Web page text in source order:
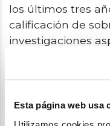
Esta página web usa
los últimos tres
calificación de
investigaciones
deberán abordar
relacionadas con
novena edición.